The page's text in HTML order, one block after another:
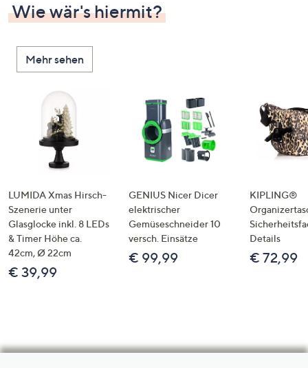
Wie wär's hiermit?
Mehr sehen
LUMIDA Xmas Hirsch-
Szenerie unter
Glasglocke inkl. 8 LEDs
& Timer Höhe ca.
42cm, Ø 22cm
€ 39,99
GENIUS Nicer Dicer
elektrischer
Gemüseschneider 10
versch. Einsätze
€ 99,99
KIPLING®
Details
€ 72,99